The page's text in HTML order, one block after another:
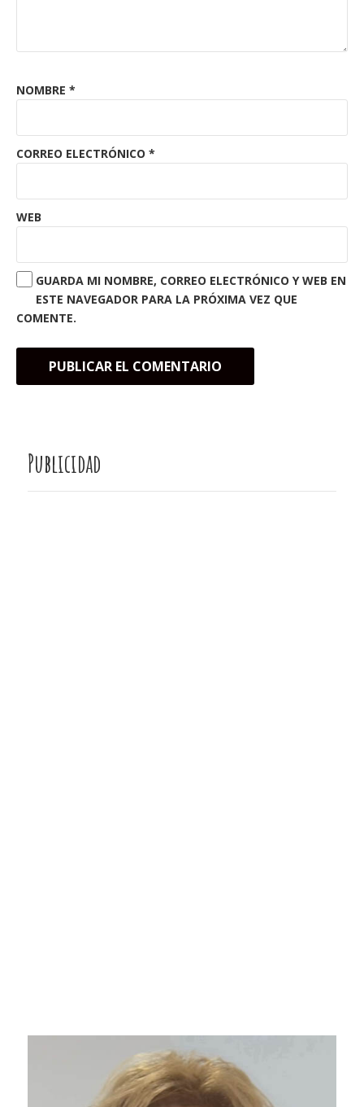
NOMBRE *
CORREO ELECTRÓNICO *
WEB
GUARDA MI NOMBRE, CORREO ELECTRÓNICO Y WEB EN
ESTE NAVEGADOR PARA LA PRÓXIMA VEZ QUE
COMENTE.
Publicidad